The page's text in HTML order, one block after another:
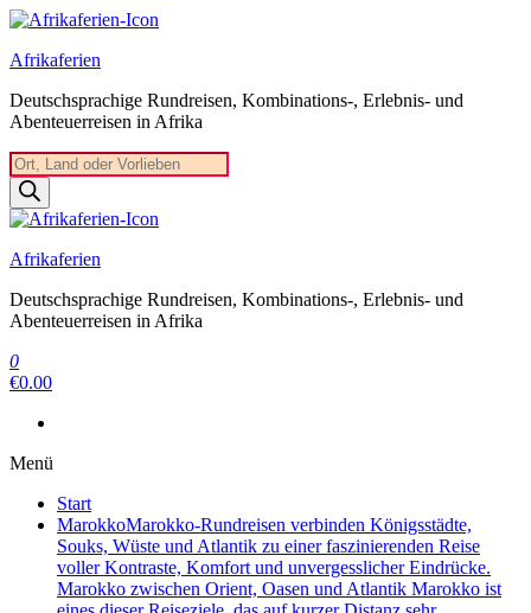
Zum
springen
Afrikaferien
Deutschsprachige Rundreisen, Kombinations-, Erlebnis- und
Abenteuerreisen in Afrika
Products
search
Afrikaferien
Deutschsprachige Rundreisen, Kombinations-, Erlebnis- und
Abenteuerreisen in Afrika
0
€0.00
Menü
Start
MarokkoMarokko-Rundreisen verbinden Königsstädte,
Souks, Wüste und Atlantik zu einer faszinierenden Reise
voller Kontraste, Komfort und unvergesslicher Eindrücke.
Marokko zwischen Orient, Oasen und Atlantik Marokko ist